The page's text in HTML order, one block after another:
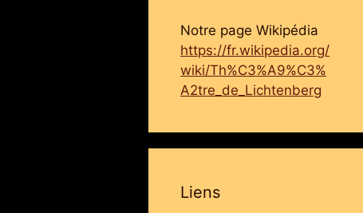
Notre page Wikipédia
https://fr.wikipedia.org/
wiki/Th%C3%A9%C3%
A2tre_de_Lichtenberg
Liens